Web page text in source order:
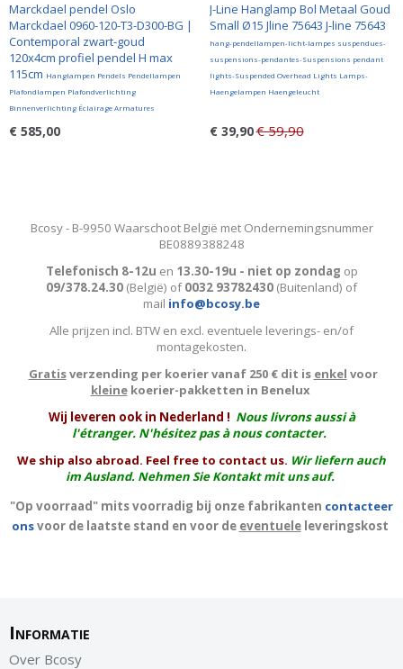
Marckdael pendel Oslo
Marckdael 0960-120-T3-D300-BG |
Contemporal zwart-goud
120x4cm profiel pendel H max
115cm Hanglampen Pendels Pendellampen
Plafondlampen Plafondverlichting
Binnenverlichting Éclairage Armatures
€ 585,00
J-Line Hanglamp Bol Metaal Goud
Small Ø15 Jline 75643 J-line 75643
hang-pendellampen-licht-lampes suspendues-
suspensions-pendantes-Suspensions pendant
lights-Suspended Overhead Lights Lamps-
Haengelampen Haengeleucht
€ 39,90€ 59,90
Bcosy - B-9950 Waarschoot België met Ondernemingsnummer
BE0889388248
Telefonisch 8-12u en 13.30-19u - niet op zondag op
09/378.24.30 (België) of0032 93782430 (Buitenland) of
mail info@bcosy.be
Alle prijzen incl. BTW en excl. eventuele leverings- en/of
montagekosten.
Gratisverzending per koerier vanaf 250 € dit is enkel voor
kleinekoerier-pakketten in Benelux
Wij leveren ook in Nederland ! Nous livrons aussi à
l'étranger. N'hésitez pas à nous contacter.
We ship also abroad. Feel free to contact us. Wir liefern auch
im Ausland. Nehmen Sie Kontakt mit uns auf.
"Op voorraad" mits voorradig bij onze fabrikanten contacteer
onsvoor de laatste stand en voor de eventueleleveringskost
Informatie
Over Bcosy